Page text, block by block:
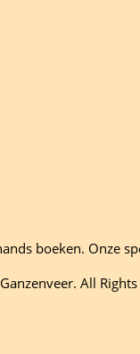
boeken. Onze
All Rights